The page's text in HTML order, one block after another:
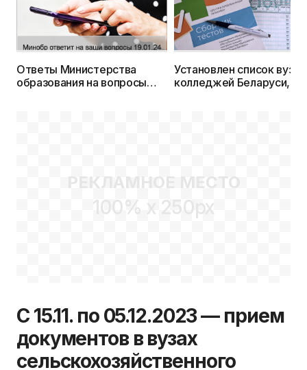
Ответы Министерства
образования на вопросы
Установлен список
колледжей Беларуси,
РЕКЛАМНОЕ МЕСТО
100% x 250px
С 15.11. по 05.12.2023 — прием
документов в вузах
сельскохозяйственного